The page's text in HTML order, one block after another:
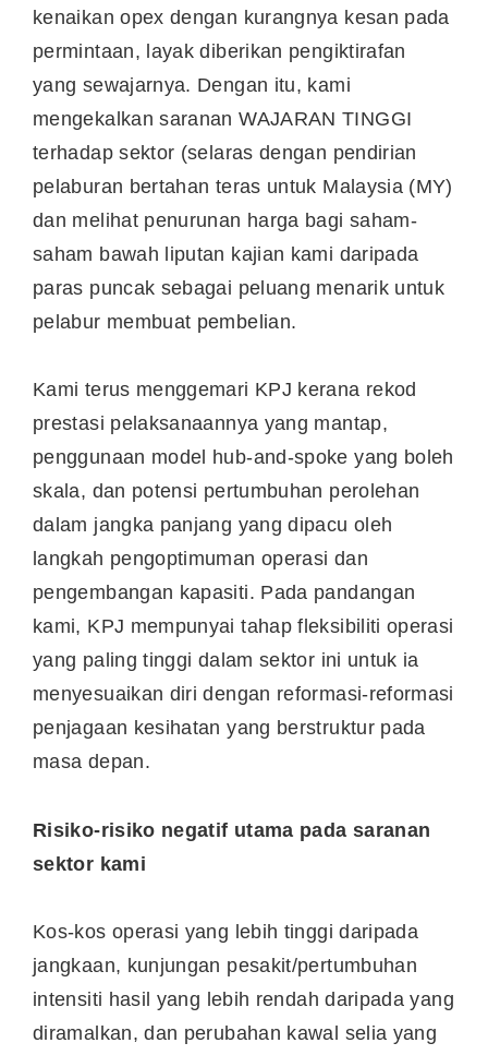
kenaikan opex dengan kurangnya kesan pada
permintaan, layak diberikan pengiktirafan
yang sewajarnya. Dengan itu, kami
mengekalkan saranan WAJARAN TINGGI
terhadap sektor (selaras dengan pendirian
pelaburan bertahan teras untuk Malaysia (MY)
dan melihat penurunan harga bagi saham-
saham bawah liputan kajian kami daripada
paras puncak sebagai peluang menarik untuk
pelabur membuat pembelian.
Kami terus menggemari KPJ kerana rekod
prestasi pelaksanaannya yang mantap,
penggunaan model hub-and-spoke yang boleh
skala, dan potensi pertumbuhan perolehan
dalam jangka panjang yang dipacu oleh
langkah pengoptimuman operasi dan
pengembangan kapasiti. Pada pandangan
kami, KPJ mempunyai tahap fleksibiliti operasi
yang paling tinggi dalam sektor ini untuk ia
menyesuaikan diri dengan reformasi-reformasi
penjagaan kesihatan yang berstruktur pada
masa depan.
Risiko-risiko negatif utama pada saranan
sektor kami
Kos-kos operasi yang lebih tinggi daripada
jangkaan, kunjungan pesakit/pertumbuhan
intensiti hasil yang lebih rendah daripada yang
diramalkan, dan perubahan kawal selia yang